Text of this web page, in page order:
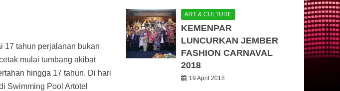
17 tahun perjalanan bukan
mulai tumbang akibat
hingga 17 tahun. Di hari
Swimming Pool Artotel
ART & CULTURE
KEMENPAR
LUNCURKAN JEMBER
FASHION CARNAVAL
2018
19 April 2018